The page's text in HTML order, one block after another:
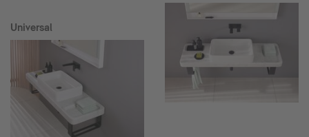
Universal